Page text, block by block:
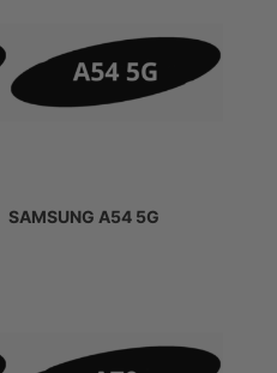
SAMSUNG A54 5G